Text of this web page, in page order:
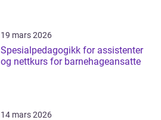
19 mars 2026
Spesialpedagogikk for assistenter
og nettkurs for barnehageansatte
14 mars 2026